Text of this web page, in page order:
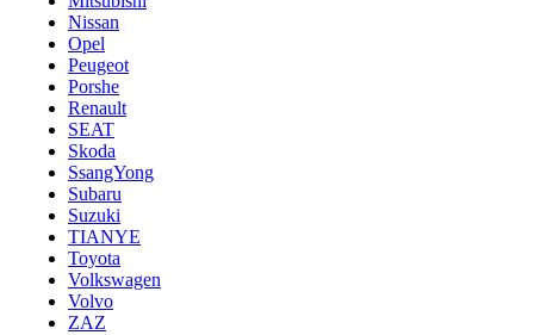
Nissan
Opel
Peugeot
Porshe
Renault
SEAT
Skoda
SsangYong
Subaru
Suzuki
TIANYE
Toyota
Volkswagen
Volvo
ZAZ